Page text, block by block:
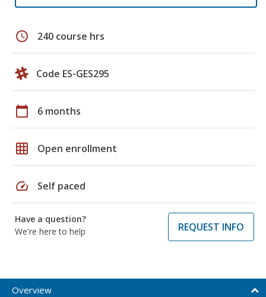
schedule 240 course hrs
Code ES-GES295
calendar_today 6 months
grid_on Open enrollment
speed Self paced
Have a question?
We're here to help
REQUEST INFO
Overview